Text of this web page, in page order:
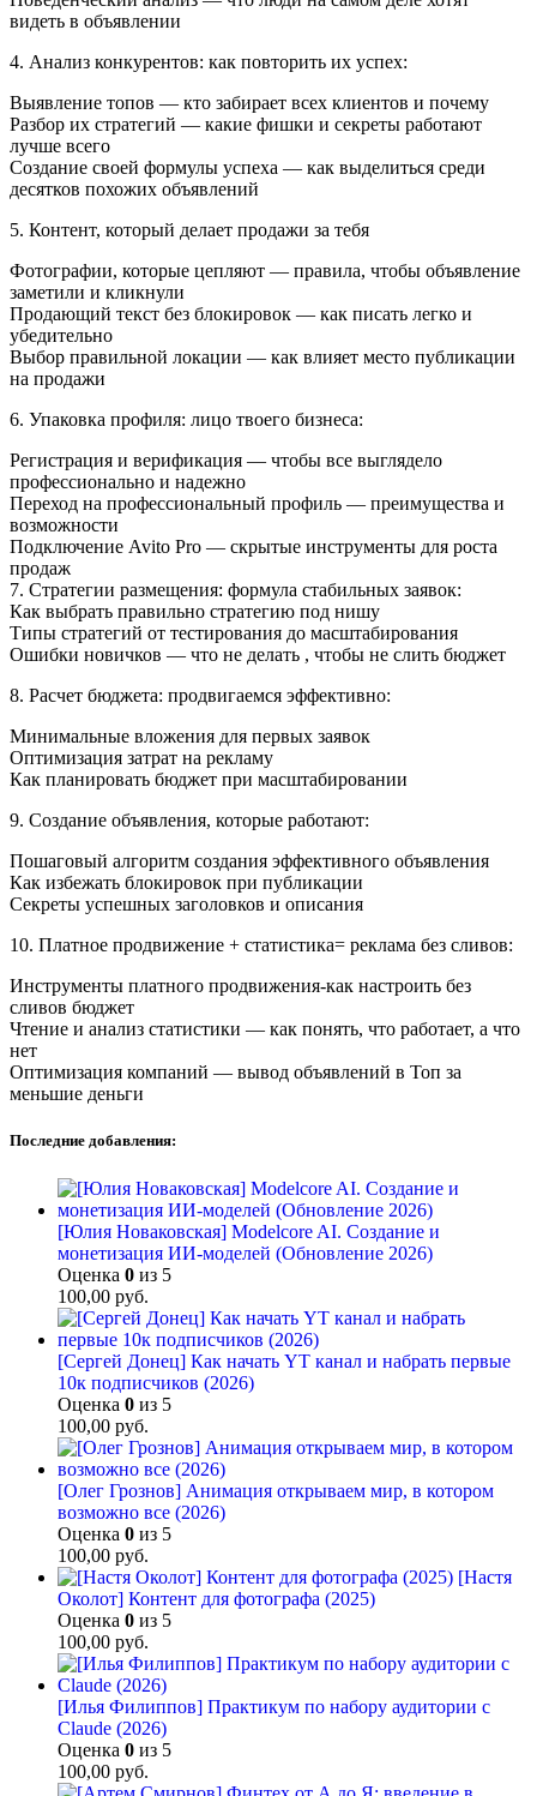
видеть в объявлении
4. Анализ конкурентов: как повторить их успех:
Выявление топов — кто забирает всех клиентов и почему
Разбор их стратегий — какие фишки и секреты работают
лучше всего
Создание своей формулы успеха — как выделиться среди
десятков похожих объявлений
5. Контент, который делает продажи за тебя
Фотографии, которые цепляют — правила, чтобы объявление
заметили и кликнули
Продающий текст без блокировок — как писать легко и
убедительно
Выбор правильной локации — как влияет место публикации
на продажи
6. Упаковка профиля: лицо твоего бизнеса:
Регистрация и верификация — чтобы все выглядело
профессионально и надежно
Переход на профессиональный профиль — преимущества и
возможности
Подключение Avito Pro — скрытые инструменты для роста
продаж
7. Стратегии размещения: формула стабильных заявок:
Как выбрать правильно стратегию под нишу
Типы стратегий от тестирования до масштабирования
Ошибки новичков — что не делать , чтобы не слить бюджет
8. Расчет бюджета: продвигаемся эффективно:
Минимальные вложения для первых заявок
Оптимизация затрат на рекламу
Как планировать бюджет при масштабировании
9. Создание объявления, которые работают:
Пошаговый алгоритм создания эффективного объявления
Как избежать блокировок при публикации
Секреты успешных заголовков и описания
10. Платное продвижение + статистика= реклама без сливов:
Инструменты платного продвижения-как настроить без
сливов бюджет
Чтение и анализ статистики — как понять, что работает, а что
нет
Оптимизация компаний — вывод объявлений в Топ за
меньшие деньги
Последние добавления:
[Юлия Новаковская] Modelcore AI. Создание и
монетизация ИИ-моделей (Обновление 2026)
Оценка 0 из 5
100,00 руб.
[Сергей Донец] Как начать YT канал и набрать первые
10к подписчиков (2026)
Оценка 0 из 5
100,00 руб.
[Олег Грознов] Анимация открываем мир, в котором
возможно все (2026)
Оценка 0 из 5
100,00 руб.
[Настя
Околот] Контент для фотографа (2025)
Оценка 0 из 5
100,00 руб.
[Илья Филиппов] Практикум по набору аудитории с
Claude (2026)
Оценка 0 из 5
100,00 руб.